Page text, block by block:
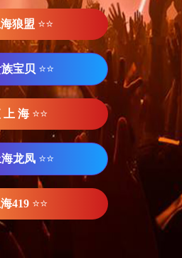
海狼盟 ⭐⭐
宝贝 ⭐⭐
上 海 ⭐⭐
海龙凤 ⭐⭐
海419 ⭐⭐